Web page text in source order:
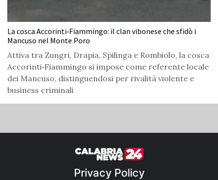
La cosca Accorinti‑Fiammingo: il clan vibonese che sfidò i
Mancuso nel Monte Poro
Attiva tra Zungri, Drapia, Spilinga e Rombiolo, la cosca
Accorinti‑Fiammingo si impose come referente locale
dei Mancuso, distinguendosi per rivalità violente e
business criminali
Privacy Policy